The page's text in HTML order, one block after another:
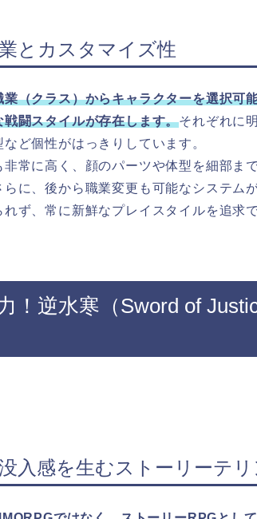
とカスタマイズ性
（クラス）からキャラクターを選択可
闘スタイルが存在します。それぞれに
ど個性がはっきりしています。
常に高く、顔のパーツや体型を細部ま
に、後から職業変更も可能なシステム
ず、常に新鮮なプレイスタイルを追求で
！逆水寒（Sword of
没入感を生むストーリーテ